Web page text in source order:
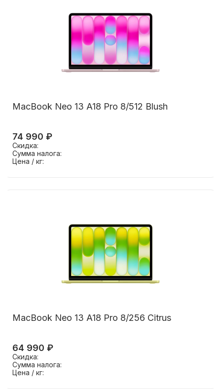
MacBook Neo 13 A18 Pro 8/512 Blush
74 990 ₽
Скидка:
Сумма налога:
Цена / кг:
MacBook Neo 13 A18 Pro 8/256 Citrus
64 990 ₽
Скидка:
Сумма налога:
Цена / кг: